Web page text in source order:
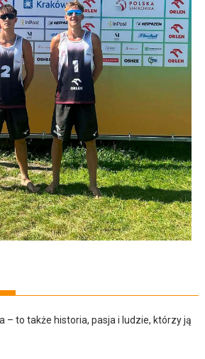
– to także historia, pasja i ludzie, którzy ją